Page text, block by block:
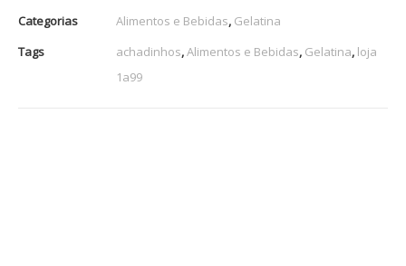
Categorias
Alimentos e Bebidas, Gelatina
Tags
achadinhos,Alimentos e Bebidas, Gelatina, loja
1a99